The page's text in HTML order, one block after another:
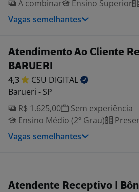
A combinar
Ensino Superior
Vagas semelhantes
Atendimento Ao Cliente
BARUERI
4,3 CSU DIGITAL
Barueri - SP
R$ 1.625,00
Sem experiência
Ensino Médio (2º Grau)
Vagas semelhantes
Atendente Receptivo |